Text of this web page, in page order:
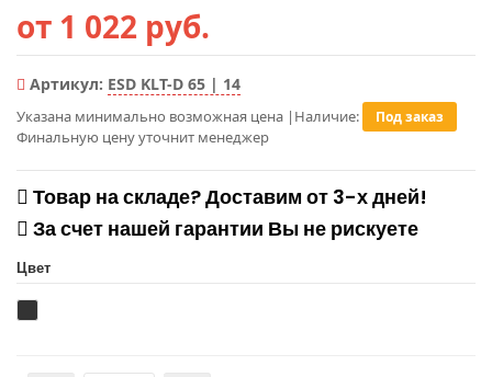
от 1 022 руб.
Артикул: ESD KLT-D 65 | 14
Указана минимально возможная цена |
Финальную цену уточнит менеджер
Наличие: Под заказ
Товар на складе? Доставим от 3-х дней!
За счет нашей гарантии Вы не рискуете
Цвет